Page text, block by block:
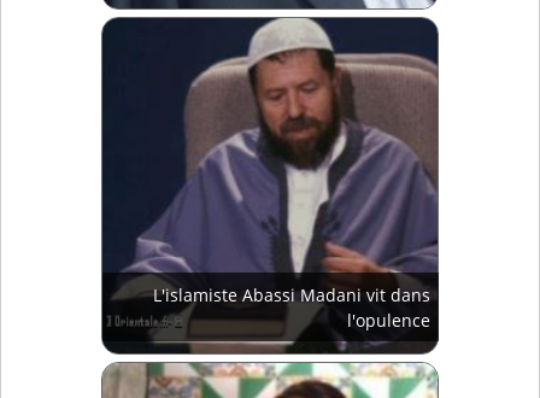
L'islamiste Abassi Madani vit dans
l'opulence